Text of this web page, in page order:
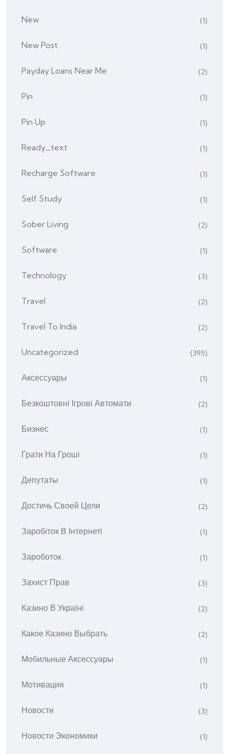
New (1)
New Post (1)
Payday Loans Near Me (2)
Pin (1)
Pin Up (1)
Ready_text (1)
Recharge Software (1)
Self Study (1)
Sober Living (2)
Software (1)
Technology (3)
Travel (2)
Travel To India (2)
Uncategorized (395)
Аксессуары (1)
Безкоштовні Ігрові Автомати (2)
Бизнес (1)
Грати На Гроші (1)
Депутаты (1)
Достичь Своей Цели (2)
Заробіток В Інтернеті (1)
Зароботок (1)
Захист Прав (3)
Казино В Україні (2)
Какое Казино Выбрать (2)
Мобильные Аксессуары (1)
Мотивация (1)
Новости (3)
Новости Экономики (1)